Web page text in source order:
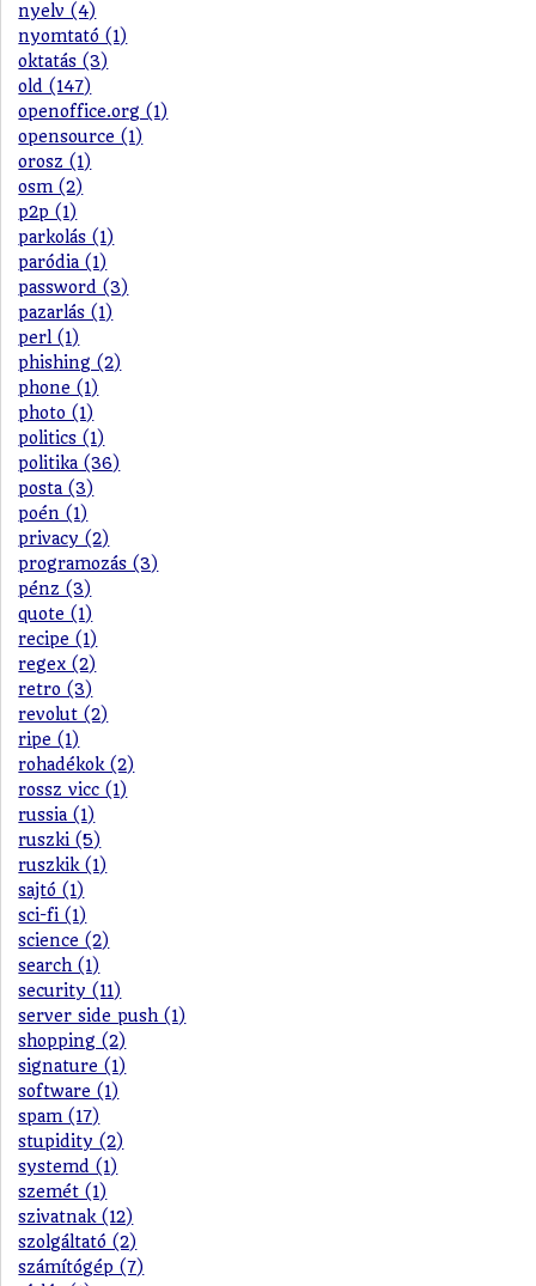
nyelv (4)
nyomtató (1)
oktatás (3)
old (147)
openoffice.org (1)
opensource (1)
orosz (1)
osm (2)
p2p (1)
parkolás (1)
paródia (1)
password (3)
pazarlás (1)
perl (1)
phishing (2)
phone (1)
photo (1)
politics (1)
politika (36)
posta (3)
poén (1)
privacy (2)
programozás (3)
pénz (3)
quote (1)
recipe (1)
regex (2)
retro (3)
revolut (2)
ripe (1)
rohadékok (2)
rossz vicc (1)
russia (1)
ruszki (5)
ruszkik (1)
sajtó (1)
sci-fi (1)
science (2)
search (1)
security (11)
server side push (1)
shopping (2)
signature (1)
software (1)
spam (17)
stupidity (2)
systemd (1)
szemét (1)
szivatnak (12)
szolgáltató (2)
számítógép (7)